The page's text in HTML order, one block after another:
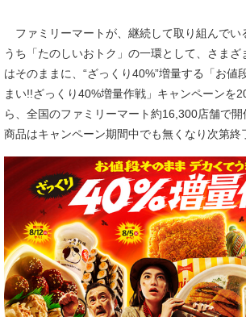
ファミリーマートが、継続して取り組んでい
うち「たのしいおトク」の一環として、さま
はそのままに、“ざっくり40%”増量する「お値
まい!!ざっくり40%増量作戦」キャンペーンを
ら、全国のファミリーマート約16,300店舗で
商品はキャンペーン期間中でも無くなり次第終